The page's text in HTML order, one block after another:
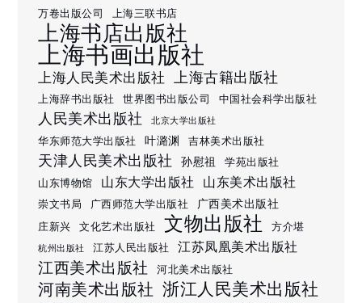
万卷出版公司 上海三联书店
上海书店出版社
上海书画出版社
上海人民美术出版社 上海古籍出版社
上海辞书出版社 世界图书出版公司 中国社会科学出版社
人民美术出版社 北京大学出版社
华东师范大学出版社 叶潞渊 吉林美术出版社
天津人民美术出版社 孙慰祖
学苑出版社
山东博物馆
山东大学出版社 山东美术出版社
崇文书局 广西师范大学出版社 广西美术出版社
庄新兴 文化艺术出版社 文物出版社 方介堪
杭州出版社 江苏人民出版社 江苏凤凰美术出版社
江西美术出版社 河北美术出版社
河南美术出版社 浙江人民美术出版社